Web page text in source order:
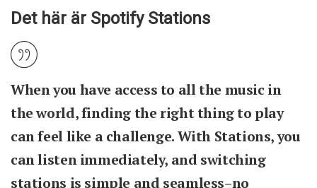
Det här är Spotify Stations
When you have access to all the music in
the world, finding the right thing to play
can feel like a challenge. With Stations, you
can listen immediately, and switching
stations is simple and seamless–no